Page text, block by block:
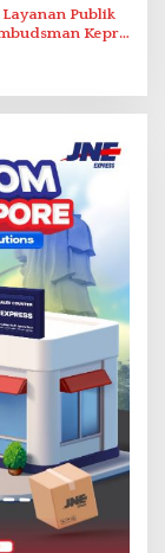
Publik
Kepri